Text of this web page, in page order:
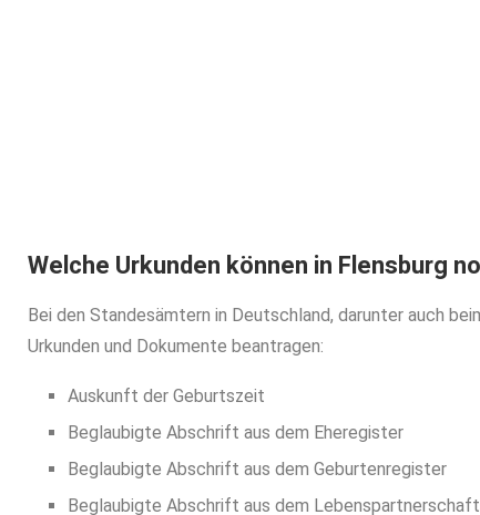
Welche Urkunden können in Flensburg
Bei den Standesämtern in Deutschland, darunter auch
Urkunden und Dokumente beantragen:
Auskunft der Geburtszeit
Beglaubigte Abschrift aus dem Eheregister
Beglaubigte Abschrift aus dem Geburtenregister
Beglaubigte Abschrift aus dem